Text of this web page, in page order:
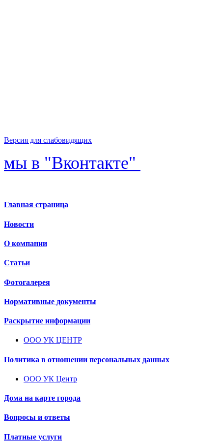
Версия для слабовидящих
мы в "Вконтакте"
Главная страница
Новости
О компании
Статьи
Фотогалерея
Нормативные документы
Раскрытие информации
ООО УК ЦЕНТР
Политика в отношении персональных данных
ООО УК Центр
Дома на карте города
Вопросы и ответы
Платные услуги